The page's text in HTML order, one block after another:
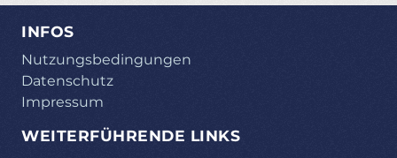
INFOS
Nutzungsbedingungen
Datenschutz
Impressum
WEITERFÜHRENDE LINKS